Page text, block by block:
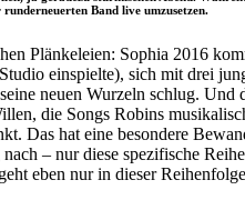
Band live umzusetzen.
Plänkeleien: Sophia 2016
einspielte), sich mit drei
neuen Wurzeln schlug. Und
die Songs Robins
Das hat eine besondere
– nur diese spezifische
eben nur in dieser